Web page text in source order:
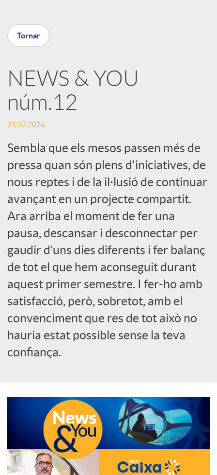
a
a
r
x
e
s
S
o
c
i
l
s
Tornar
NEWS & YOU
núm.12
21.07.2026
Sembla que els mesos passen més de
pressa quan són plens d'iniciatives, de
nous reptes i de la il·lusió de continuar
avançant en un projecte compartit.
Ara arriba el moment de fer una
pausa, descansar i desconnectar per
gaudir d’uns dies diferents i fer balanç
de tot el que hem aconseguit durant
aquest primer semestre. I fer-ho amb
satisfacció, però, sobretot, amb el
convenciment que res de tot això no
hauria estat possible sense la teva
confiança.